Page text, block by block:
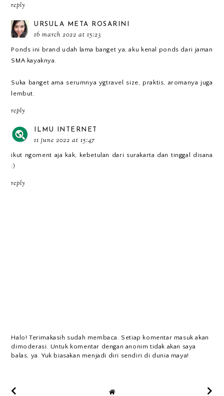
reply
URSULA META ROSARINI
16 march 2022 at 15:23
Ponds ini brand udah lama banget ya, aku kenal ponds dari jaman
SMA kayaknya.
Suka banget ama serumnya ygtravel size, praktis, aromanya juga
lembut.
reply
ILMU INTERNET
11 june 2022 at 15:47
ikut ngoment aja kak, kebetulan dari surakarta dan tinggal disana
:)
reply
Halo! Terimakasih sudah membaca. Setiap komentar masuk akan
dimoderasi. Untuk komentar dengan anonim tidak akan saya
balas, ya. Yuk biasakan menjadi diri sendiri di dunia maya!